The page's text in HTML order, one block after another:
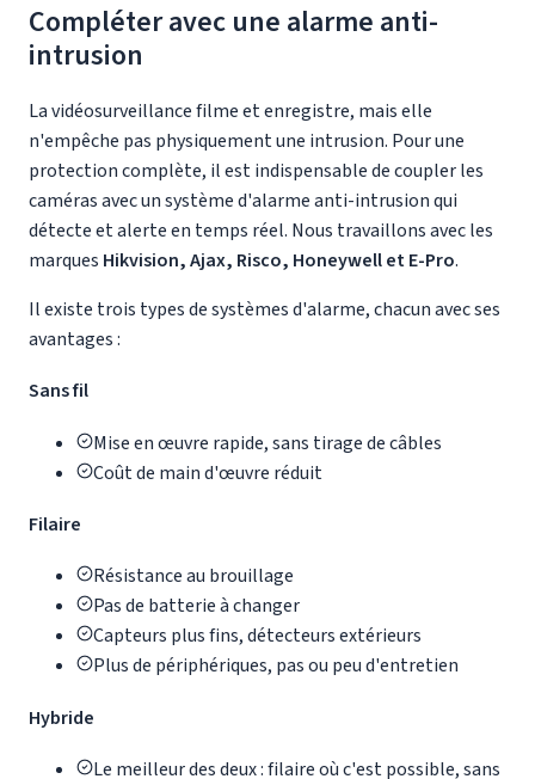
Compléter avec une alarme anti-
intrusion
La vidéosurveillance filme et enregistre, mais elle
n'empêche pas physiquement une intrusion. Pour une
protection complète, il est indispensable de coupler les
caméras avec un système d'alarme anti-intrusion qui
détecte et alerte en temps réel. Nous travaillons avec les
marques Hikvision, Ajax, Risco, Honeywell et E-Pro.
Il existe trois types de systèmes d'alarme, chacun avec ses
avantages :
Sans fil
Mise en œuvre rapide, sans tirage de câbles
Coût de main d'œuvre réduit
Filaire
Résistance au brouillage
Pas de batterie à changer
Capteurs plus fins, détecteurs extérieurs
Plus de périphériques, pas ou peu d'entretien
Hybride
Le meilleur des deux : filaire où c'est possible, sans